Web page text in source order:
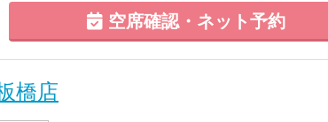
空席確認・ネット予約
橋店